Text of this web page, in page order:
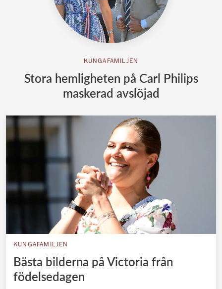
KUNGAFAMILJEN
Stora hemligheten på Carl Philips
maskerad avslöjad
KUNGAFAMILJEN
Bästa bilderna på Victoria från
födelsedagen